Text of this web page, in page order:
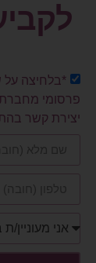
*בלחיצה על
פרסומי
יצירת קשר